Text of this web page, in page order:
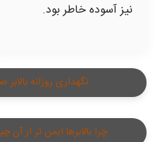
نيز آسوده خاطر بود.
نگهداری روزانه
چرا بالابرها ایمن تر از